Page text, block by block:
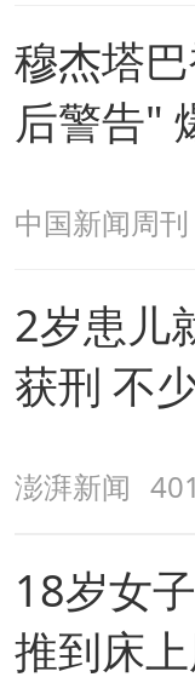
穆杰塔
后警告"
中国新闻周刊
2岁患儿
获刑 不
澎湃新闻
18岁女
推到床